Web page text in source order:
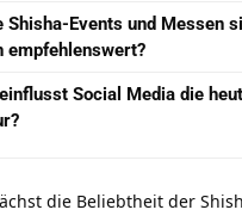
Shisha-Events und Messen
empfehlenswert?
Social Media die
die Beliebtheit der